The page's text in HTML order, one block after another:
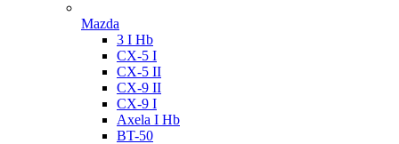
Mazda
3 I Hb
CX-5 I
CX-5 II
CX-9 II
CX-9 I
Axela I Hb
BT-50